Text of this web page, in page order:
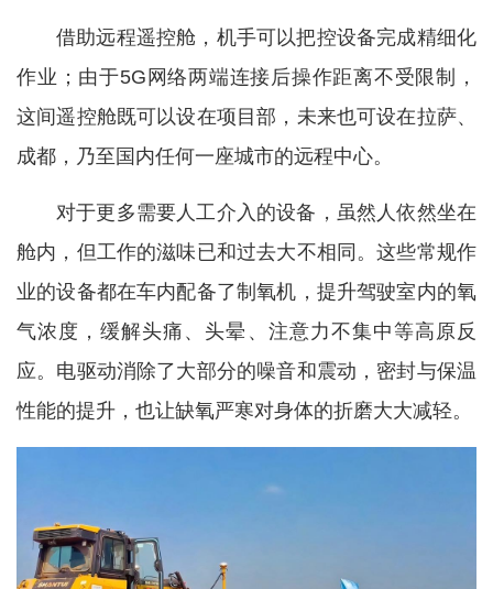
借助远程遥控舱，机手可以把控设备完成精细化
作业；由于5G网络两端连接后操作距离不受限制，
这间遥控舱既可以设在项目部，未来也可设在拉萨、
成都，乃至国内任何一座城市的远程中心。
对于更多需要人工介入的设备，虽然人依然坐在
舱内，但工作的滋味已和过去大不相同。这些常规作
业的设备都在车内配备了制氧机，提升驾驶室内的氧
气浓度，缓解头痛、头晕、注意力不集中等高原反
应。电驱动消除了大部分的噪音和震动，密封与保温
性能的提升，也让缺氧严寒对身体的折磨大大减轻。